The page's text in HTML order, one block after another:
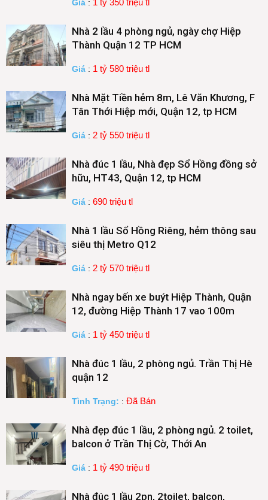
Giá :
Nhà 2 lầu 4 phòng ngủ, ngày chợ Hiệp
Thành Quận 12 TP HCM
Giá : 1 tỷ 580 triệu tl
Nhà Mặt Tiền hẻm 8m, Lê Văn Khương, F
Tân Thới Hiệp mới, Quận 12, tp HCM
Giá : 2 tỷ 550 triệu tl
Nhà đúc 1 lầu, Nhà đẹp Sổ Hồng đồng sở
hữu, HT43, Quận 12, tp HCM
Giá : 690 triệu tl
Nhà 1 lầu Sổ Hồng Riêng, hẻm thông sau
siêu thị Metro Q12
Giá : 2 tỷ 570 triệu tl
Nhà ngay bến xe buýt Hiệp Thành, Quận
12, đường Hiệp Thành 17 vao 100m
Giá : 1 tỷ 450 triệu tl
Nhà đúc 1 lầu, 2 phòng ngủ. Trần Thị Hè
quận 12
Tình Trạng: : Đã Bán
Nhà đẹp đúc 1 lầu, 2 phòng ngủ. 2 toilet,
balcon ở Trần Thị Cờ, Thới An
Giá : 1 tỷ 490 triệu tl
Nhà đúc 1 lầu 2pn, 2toilet, balcon,